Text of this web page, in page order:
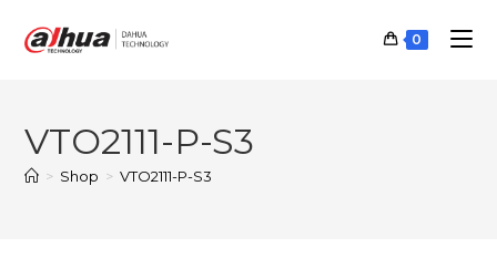
0
VTO2111-P-S3
> Shop > VTO2111-P-S3